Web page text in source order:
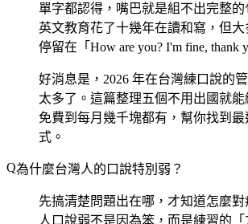
單字都認得，嘴巴就是組不出完整
英文教育花了十幾年在讀和寫，但
停留在「How are you? I'm fine, thank
好消息是，2026 年在台灣練口說的
太多了。這篇整理五個不用出國就
免費到每月幾千塊都有，幫你找到
式。
為什麼台灣人的口說特別弱？
先搞清楚問題出在哪，才知道怎麼
人口說弱不是因為笨，而是練習的